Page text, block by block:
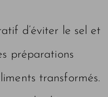
d’éviter le sel et
préparations
transformés.